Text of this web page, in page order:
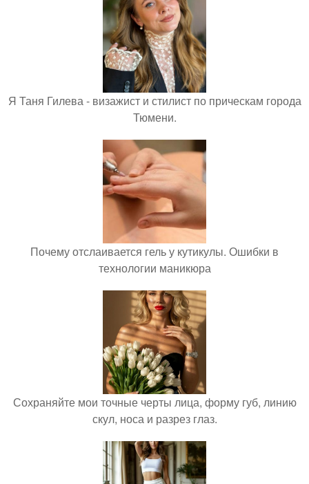
Я Таня Гилева - визажист и стилист по прическам города
Тюмени.
Почему отслаивается гель у кутикулы. Ошибки в
технологии маникюра
Сохраняйте мои точные черты лица, форму губ, линию
скул, носа и разрез глаз.